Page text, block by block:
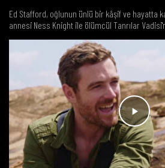
Ed Stafford, oğlunun ünlü bir kâşif ve hayatta
annesi Ness Knight ile ölümcül Tanrılar